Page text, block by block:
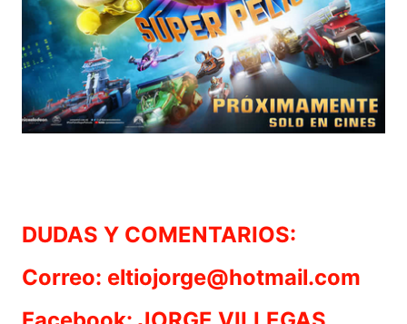
DUDAS Y COMENTARIOS:
Correo: eltiojorge@hotmail.com